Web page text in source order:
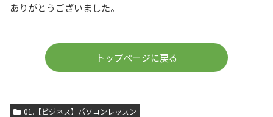
ありがとうございました。
トップページに戻る
01.【ビジネス】パソコンレッスン